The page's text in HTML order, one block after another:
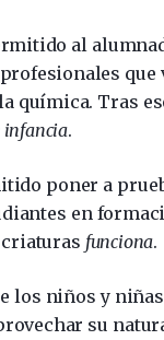
al
química. Tras
infancia.
poner a
en
funciona.
niños y niñas
su